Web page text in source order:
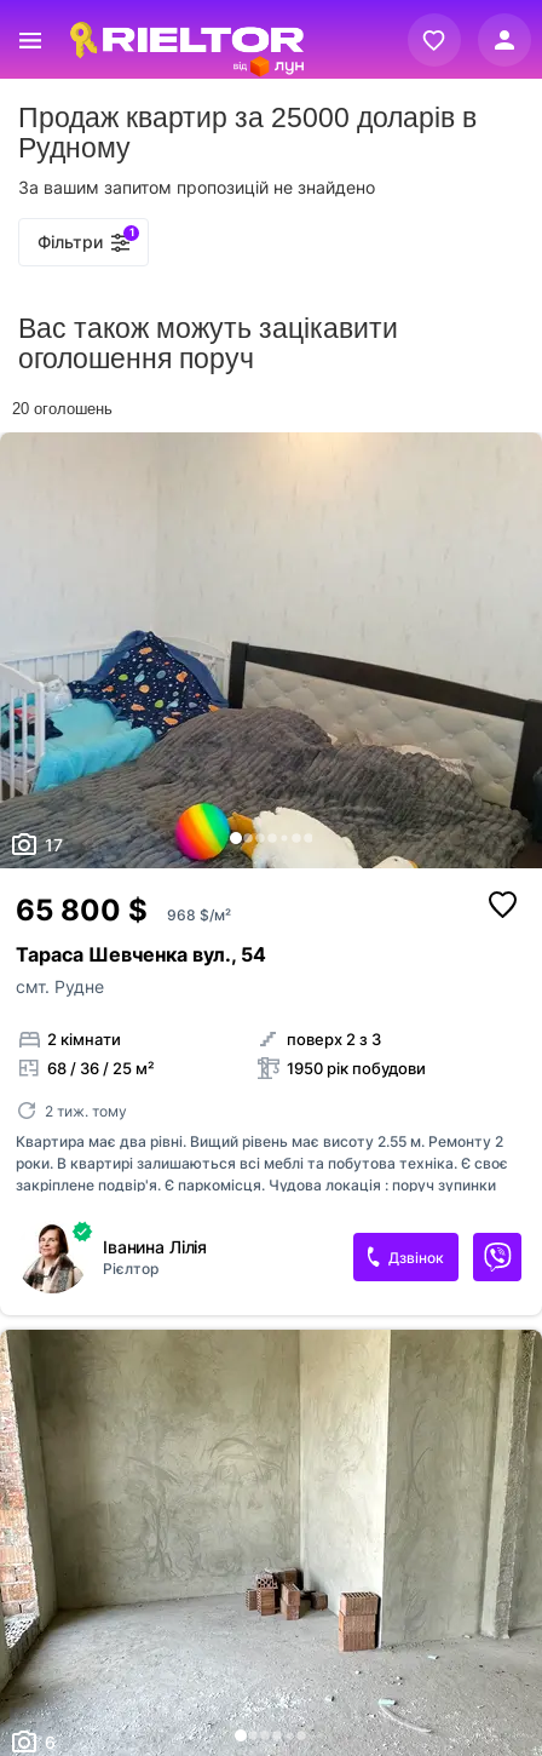
Реєстрація
Вхід
Продаж квартир за 25000 доларів в
Рудному
За вашим запитом пропозицій не знайдено
Фільтри 1
Вас також можуть зацікавити
оголошення поруч
20 оголошень
17
65 800 $ 968 $/м²
Тараса Шевченка вул., 54
смт. Рудне
2 кімнати
68 / 36 / 25 м²
поверх 2 з 3
1950 рік побудови
2 тиж. тому
Квартира має два рівні. Вищий рівень має висоту 2.55 м. Ремонту 2
роки. В квартирі залишаються всі меблі та побутова техніка. Є своє
закріплене подвір'я. Є паркомісця. Чудова локація : поруч зупинки
амбулаторія.
Іванина Лілія
Рієлтор
Дзвінок
6